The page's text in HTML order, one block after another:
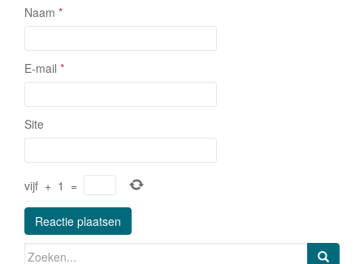
Naam *
E-mail *
Site
vijf + 1 =
Zoeken naar: